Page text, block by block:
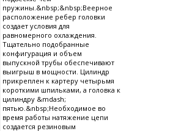
пружины.&nbsp;&nbsp;Веерное
расположение ребер головки
создает условия для
равномерного охлаждения.
Тщательно подобранные
конфигурация и объем
выпускной трубы обеспечивают
выигрыш в мощности. Цилиндр
прикреплен к картеру четырьмя
короткими шпильками, а головка к
цилиндру &mdash;
пятью.&nbsp;Необходимое во
время работы натяжение цепи
создается резиновым